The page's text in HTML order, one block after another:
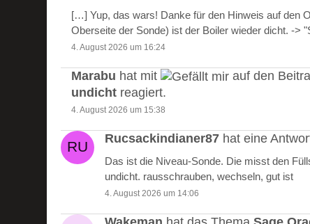
[…] Yup, das wars! Danke für den Hinweis auf den
Oberseite der Sonde) ist der Boiler wieder dicht. ->
4. August 2026 um 16:24
Marabu hat mit auf den
undicht reagiert.
4. August 2026 um 15:38
Rucsackindianer87 hat eine
Das ist die Niveau-Sonde. Die misst den
undicht. rausschrauben, wechseln, gut ist
4. August 2026 um 14:06